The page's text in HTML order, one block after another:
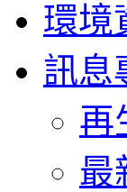
環境
訊息
再
最